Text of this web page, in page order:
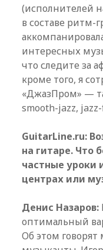
(исполнителей
в составе ритм-
интересных
что следите за
кроме того, я
«ДжазПром» —
smooth-jazz,
GuitarLine.ru:
на гитаре. Что
частные уроки
центрах или
Денис Назаров:
оптимальный
Об этом